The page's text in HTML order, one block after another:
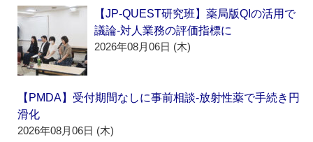
【JP-QUEST研究班】薬局版QIの活用で
議論‐対人業務の評価指標に
2026年08月06日 (木)
【PMDA】受付期間なしに事前相談‐放射性薬で手続き円
滑化
2026年08月06日 (木)